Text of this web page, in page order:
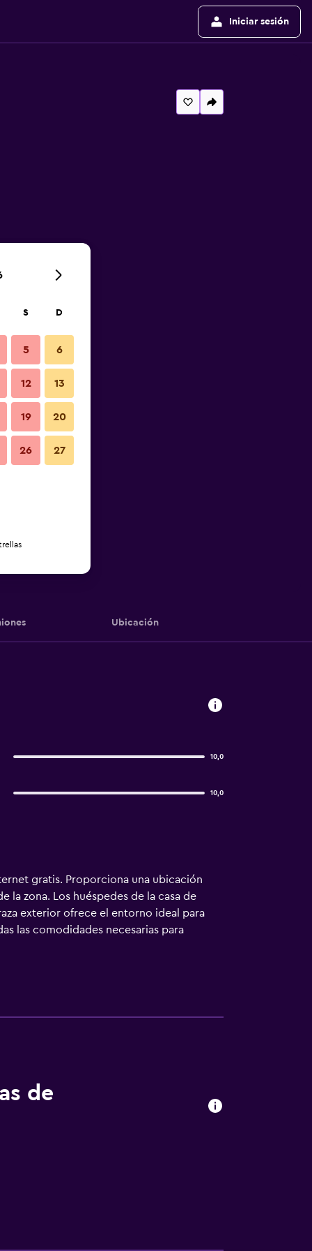
Iniciar sesión
Ubicación
10,0
10,0
gratis. Proporciona una ubicación
la zona. Los huéspedes de la casa de
exterior ofrece el entorno ideal para
las comodidades necesarias para
de
S D
5 6
12 13
19 20
26 27